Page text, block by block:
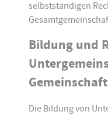
selbstständigen
Bildung und
Die Bildung von